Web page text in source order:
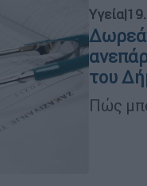
Υγεία|
του
Πώς